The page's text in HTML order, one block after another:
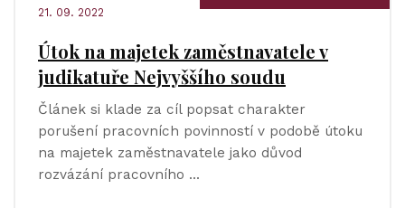
21. 09. 2022
Útok na majetek zaměstnavatele v
judikatuře Nejvyššího soudu
Článek si klade za cíl popsat charakter
porušení pracovních povinností v podobě útoku
na majetek zaměstnavatele jako důvod
rozvázání pracovního …